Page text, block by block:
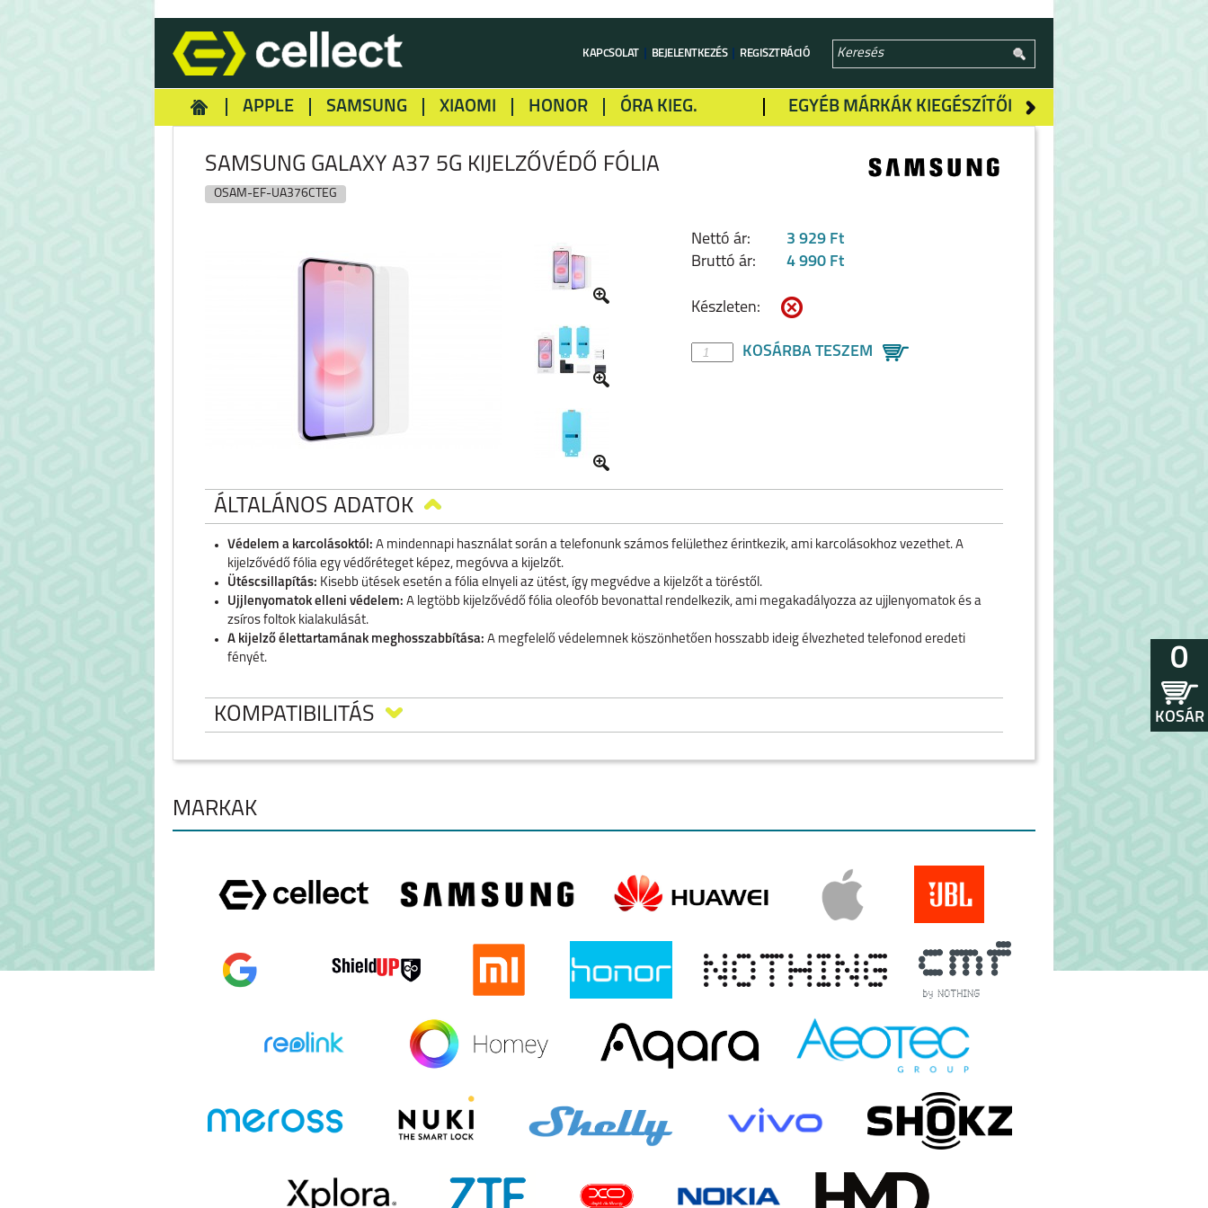
KAPCSOLAT BEJELENTKEZÉS REGISZTRÁCIÓ
EGYÉB MÁRKÁK KIEGÉSZÍTŐI
APPLE SAMSUNG XIAOMI HONOR ÓRA KIEG.
SAMSUNG GALAXY A37 5G KIJELZŐVÉDŐ FÓLIA
OSAM-EF-UA376CTEG
Nettó ár:
3 929 Ft
Bruttó ár:
4 990 Ft
Készleten:
KOSÁRBA TESZEM
ÁLTALÁNOS ADATOK
Védelem a karcolásoktól: A mindennapi használat során a telefonunk számos felülethez érintkezik, ami karcolásokhoz vezethet. A
kijelzővédő fólia egy védőréteget képez, megóvva a kijelzőt.
Ütéscsillapítás: Kisebb ütések esetén a fólia elnyeli az ütést, így megvédve a kijelzőt a töréstől.
Ujjlenyomatok elleni védelem: A legtöbb kijelzővédő fólia oleofób bevonattal rendelkezik, ami megakadályozza az ujjlenyomatok és a
zsíros foltok kialakulását.
A kijelző élettartamának meghosszabbítása: A megfelelő védelemnek köszönhetően hosszabb ideig élvezheted telefonod eredeti
fényét.
KOMPATIBILITÁS
MÁRKÁK
0
KOSÁR